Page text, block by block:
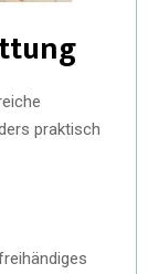
praktisch